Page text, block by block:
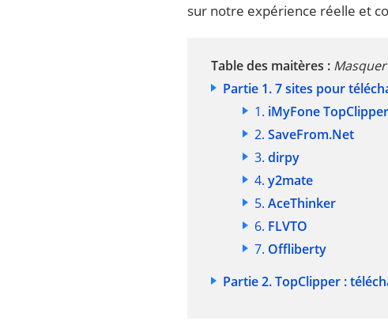
sur notre expérience réelle et
Table des maitères : Masquer
Partie 1. 7 sites pour
1. iMyFone TopClipper
2. SaveFrom.Net
3. dirpy
4. y2mate
5. AceThinker
6. FLVTO
7. Offliberty
Partie 2. TopClipper :